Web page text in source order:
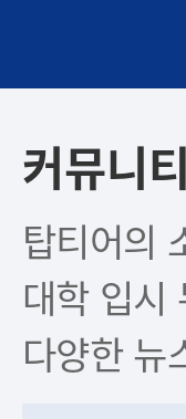
커뮤니티
탑티어의
대학 입시
다양한 뉴